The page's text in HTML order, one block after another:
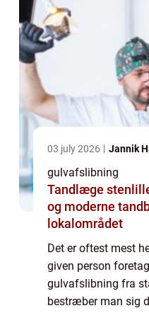
03 july 2026 Jannik
gulvafslibning
Tandlæge stenlille sådan finder du
og moderne
lokalområdet
Det er oftest mest
given person
gulvafslibning fra
bestræber man sig